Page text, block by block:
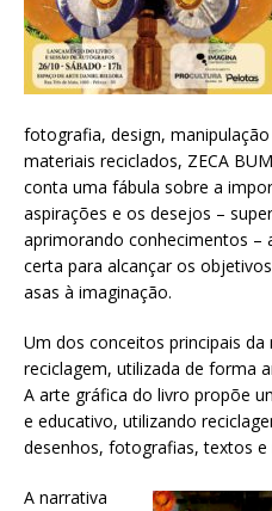
fotografia, design,
materiais reciclados, ZECA
conta uma fábula sobre a
aspirações e os desejos –
aprimorando conhecimentos –
certa para alcançar os
asas à imaginação.
Um dos conceitos principais
reciclagem, utilizada de forma
A arte gráfica do livro propõe
e educativo, utilizando
desenhos, fotografias, textos e
A narrativa